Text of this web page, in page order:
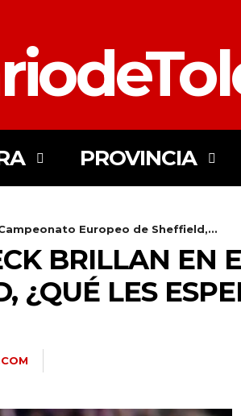
PROVINCIA
Europeo de Sheffield,...
BRILLAN EN
¿QUÉ LES